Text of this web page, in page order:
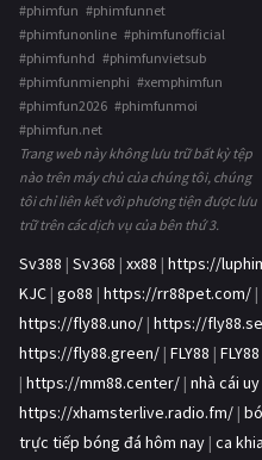
#phimfun #phimfunnet
#phimfunonline #phimfunofficial
#phimfunhd #phimfunvietsub
#phimfunmienphi #xemphimfun
#phimfun2026 #phimfunmoi
#phimfun.net
Trang web này không lưu trữ bất kỳ tệp
nào trên máy chủ của chúng tôi, chúng
tôi chỉ liên kết với phương tiện được lưu
trữ trên các dịch vụ của bên thứ 3.
Sv388 | Sv368 | xx88 | https://
KJC | go88 | https://rr88pet.com/ |
https://fly88.uno/ | https://
https://fly88.green/ | FLY88 | FLY88
| https://mm88.center/ | nhà cái
https://xhamsterlive.radio.fm/ |
trực tiếp bóng đá hôm nay | ca khia